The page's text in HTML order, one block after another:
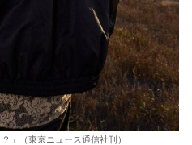
」（東京ニュース通信社刊）